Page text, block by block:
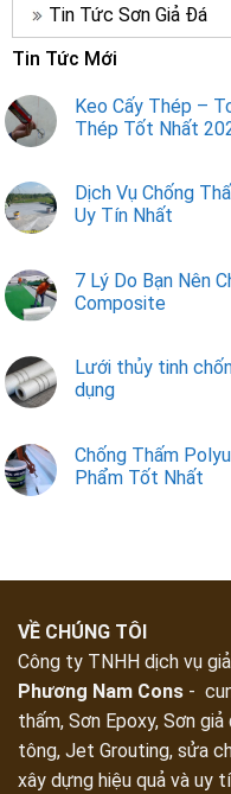
Tin Tức Sơn Giả Đá
Tin Tức Mới
Keo Cấy Thép –
Thép Tốt Nhất
Dịch Vụ Chống
Uy Tín Nhất
7 Lý Do Bạn Nên
Composite
Lưới thủy tinh
dụng
Chống Thấm
Phẩm Tốt Nhất
VỀ CHÚNG TÔI
Công ty TNHH dịch vụ
Phương Nam Cons -
thấm, Sơn Epoxy, Sơn
tông, Jet Grouting, sửa
xây dựng hiệu quả và uy